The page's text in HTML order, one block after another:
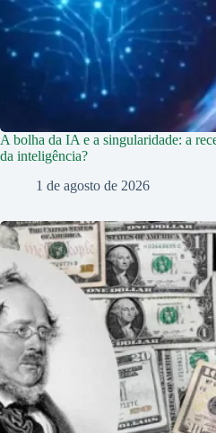
A bolha da IA e a singularidade: a
da inteligência?
1 de agosto de 2026